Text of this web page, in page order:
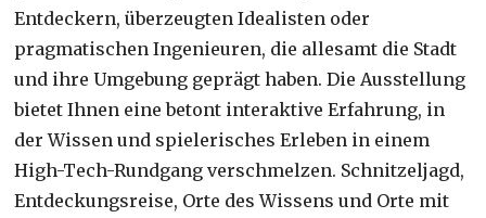
Entdeckern, überzeugten Idealisten oder
pragmatischen Ingenieuren, die allesamt die Stadt
und ihre Umgebung geprägt haben. Die Ausstellung
bietet Ihnen eine betont interaktive Erfahrung, in
der Wissen und spielerisches Erleben in einem
High-Tech-Rundgang verschmelzen. Schnitzeljagd,
Entdeckungsreise, Orte des Wissens und Orte mit